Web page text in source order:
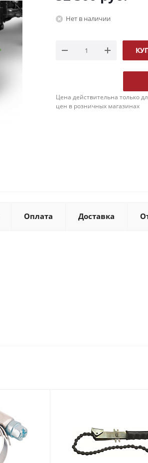
Нет в наличии
Цена действительна только
цен в розничных магазинах
Оплата Доставка